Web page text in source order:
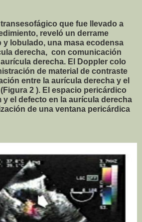
que fue llevado a
reveló un derrame
lobulado, una masa ecodensa
derecha, con comunicación
derecha. El Doppler colo
de material de contraste
entre la aurícula derecha y el
2 ). El espacio pericárdico
y el defecto en la aurícula derecha
de una ventana pericárdica